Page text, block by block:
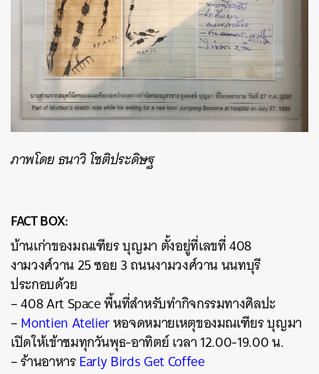
ภาพโดย ธนาวิ โชติประดิษฐ
FACT BOX:
บ้านเก่าของมณเฑียร บุญมา ตั้งอยู่ที่เลขที่ 408
งามวงศ์วาน 25 ซอย 3 ถนนงามวงศ์วาน นนทบุรี
ประกอบด้วย
– 408 Art Space พื้นที่สำหรับทำกิจกรรมทางศิลปะ
–Montien Atelierหอจดหมายเหตุของมณเฑียร บุญมา
เปิดให้เข้าชมทุกวันพุธ-อาทิตย์ เวลา 12.00-19.00 น.
– ร้านอาหารEarly Birds Get Coffee